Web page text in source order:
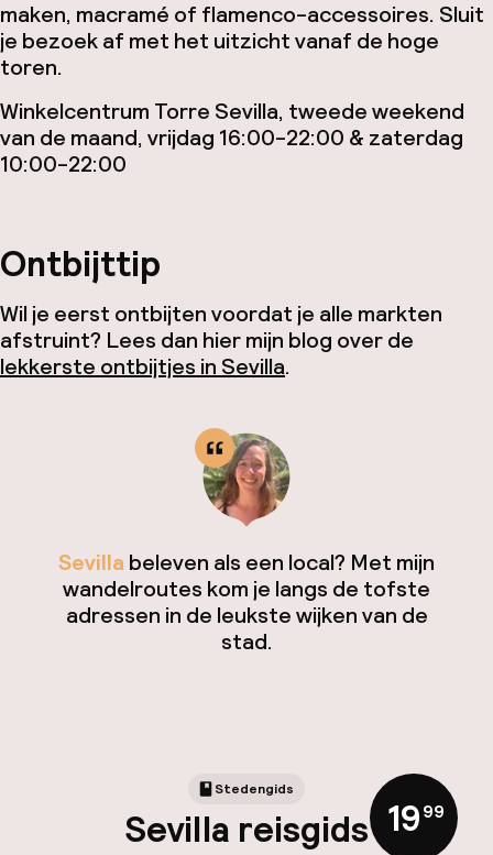
maken, macramé of flamenco-accessoires. Sluit
je bezoek af met het uitzicht vanaf de hoge
toren.
Winkelcentrum Torre Sevilla, tweede weekend
van de maand, vrijdag 16:00-22:00 & zaterdag
10:00-22:00
Ontbijttip
Wil je eerst ontbijten voordat je alle markten
afstruint? Lees dan hier mijn blog over de
lekkerste ontbijtjes in Sevilla.
Sevillabeleven als een local? Met mijn
wandelroutes kom je langs de tofste
adressen in de leukste wijken van de
stad.
Stedengids
Sevilla reisgids 19,99